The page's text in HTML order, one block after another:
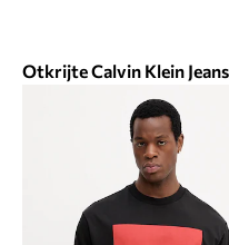
Otkrijte Calvin Klein